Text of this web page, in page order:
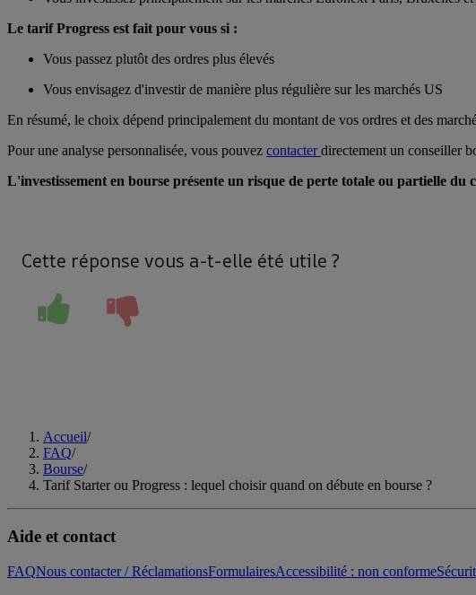
Le tarif Progress est fait pour vous si :
Vous passez plutôt des ordres plus élevés
Vous envisagez d'investir de manière plus régulière sur les marchés US
En résumé, le choix dépend principalement du montant de vos ordres et des
Pour une analyse personnalisée, vous pouvez contacterdirectement un conseiller
L'investissement en bourse présente un risque de perte totale ou partielle du
Cette réponse vous a-t-elle été utile ?
Accueil/
FAQ/
Bourse/
Tarif Starter ou Progress : lequel choisir quand on débute en bourse ?
Aide et contact
FAQNous contacter / RéclamationsFormulairesAccessibilité : non conforme